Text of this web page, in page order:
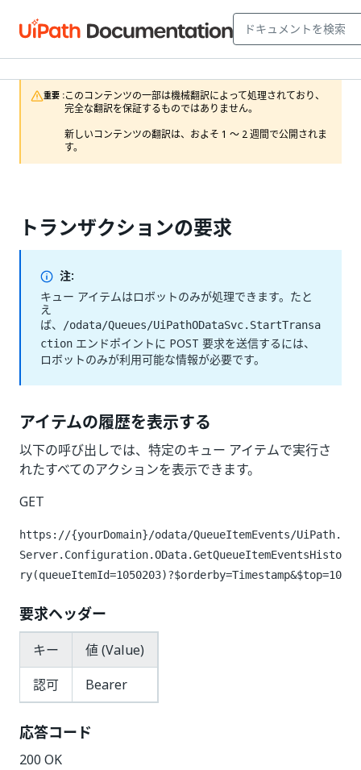
重要 :このコンテンツの一部は機械翻訳によって処理されており、
完全な翻訳を保証するものではありません。
新しいコンテンツの翻訳は、およそ 1 ～ 2 週間で公開されま
す。
トランザクションの要求
注:
キュー アイテムはロボットのみが処理できます。たと
え
ば、
/odata/Queues/UiPathODataSvc.StartTransa
ction エンドポイントに POST 要求を送信するには、
ロボットのみが利用可能な情報が必要です。
アイテムの履歴を表示する
以下の呼び出しでは、特定のキュー アイテムで実行さ
れたすべてのアクションを表示できます。
GET
https://{yourDomain}/odata/QueueItemEvents/UiPath.
Server.Configuration.OData.GetQueueItemEventsHisto
ry(queueItemId=1050203)?$orderby=Timestamp&$top=10
要求ヘッダー
キー
値 (Value)
認可
Bearer
応答コード
200 OK